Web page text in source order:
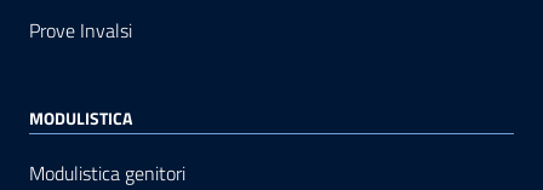
Prove Invalsi
MODULISTICA
Modulistica genitori